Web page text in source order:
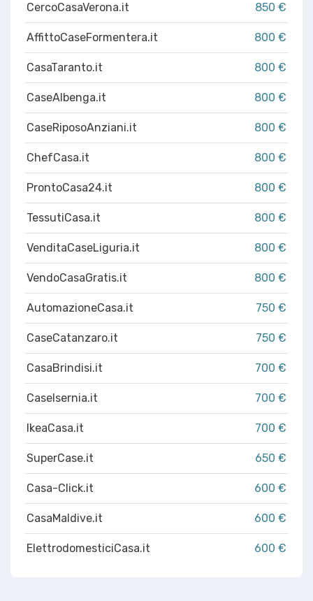
CercoCasaVerona.it 850 €
AffittoCaseFormentera.it 800 €
CasaTaranto.it 800 €
CaseAlbenga.it 800 €
CaseRiposoAnziani.it 800 €
ChefCasa.it 800 €
ProntoCasa24.it 800 €
TessutiCasa.it 800 €
VenditaCaseLiguria.it 800 €
VendoCasaGratis.it 800 €
AutomazioneCasa.it 750 €
CaseCatanzaro.it 750 €
CasaBrindisi.it 700 €
CaseIsernia.it 700 €
IkeaCasa.it 700 €
SuperCase.it 650 €
Casa-Click.it 600 €
CasaMaldive.it 600 €
ElettrodomesticiCasa.it 600 €